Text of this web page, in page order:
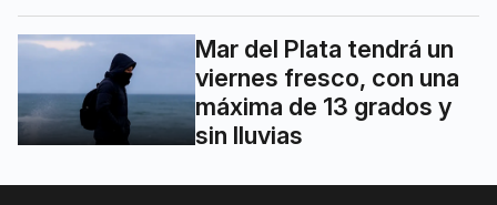
Mar del Plata tendrá un
viernes fresco, con una
máxima de 13 grados y
sin lluvias